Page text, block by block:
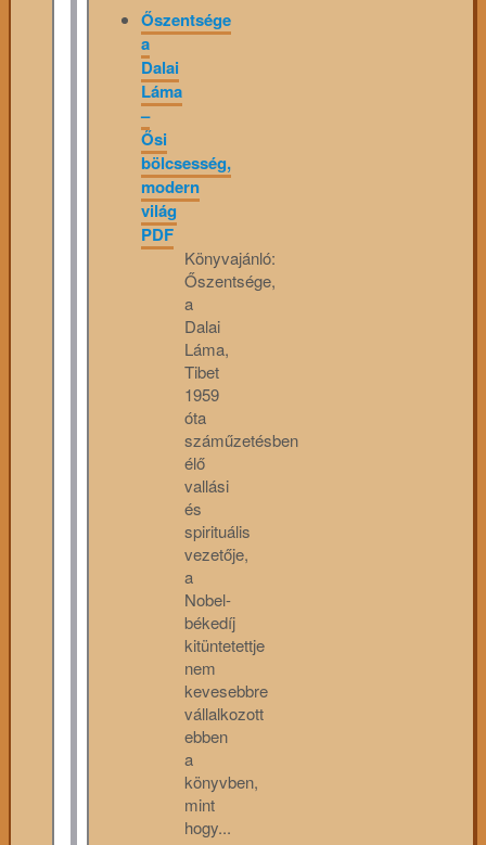
Őszentsége
a
Dalai
Láma
–
Ősi
bölcsesség,
modern
világ
PDF
Könyvajánló:
Őszentsége,
a
Dalai
Láma,
Tibet
1959
óta
száműzetésben
élő
vallási
és
spirituális
vezetője,
a
Nobel-
békedíj
kitüntetettje
nem
kevesebbre
vállalkozott
ebben
a
könyvben,
mint
hogy...